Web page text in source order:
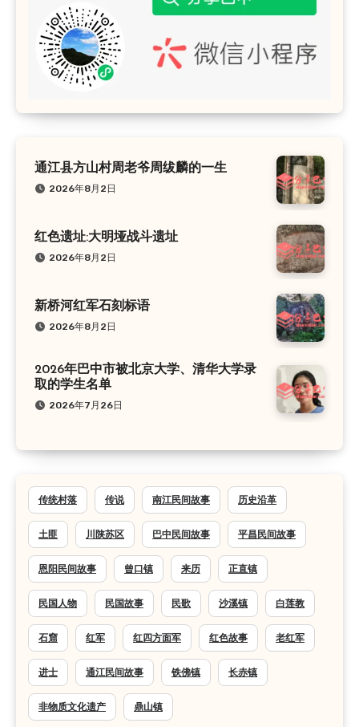
通江县方山村周老爷周绂麟的一生
2026年8月2日
红色遗址:大明垭战斗遗址
2026年8月2日
新桥河红军石刻标语
2026年8月2日
2026年巴中市被北京大学、清华大学录
取的学生名单
2026年7月26日
传统村落 传说 南江民间故事 历史沿革
土匪 川陕苏区 巴中民间故事 平昌民间故事
恩阳民间故事 曾口镇 来历 正直镇
民国人物 民国故事 民歌 沙溪镇 白莲教
石窟 红军 红四方面军 红色故事 老红军
进士 通江民间故事 铁佛镇 长赤镇
非物质文化遗产 鼎山镇